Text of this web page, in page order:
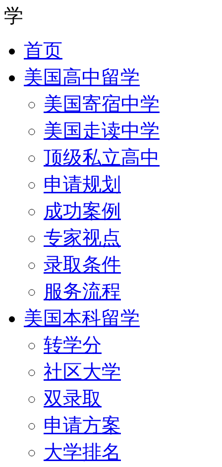
首页
美国高中留学
美国寄宿中学
美国走读中学
顶级私立高中
申请规划
成功案例
专家视点
录取条件
服务流程
美国本科留学
转学分
社区大学
双录取
申请方案
大学排名